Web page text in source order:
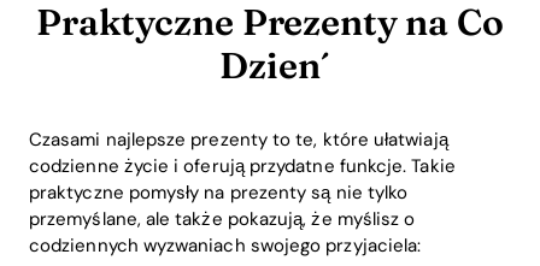
Praktyczne Prezenty na Co
Dzień
Czasami najlepsze prezenty to te, które ułatwiają
codzienne życie i oferują przydatne funkcje. Takie
praktyczne pomysły na prezenty są nie tylko
przemyślane, ale także pokazują, że myślisz o
codziennych wyzwaniach swojego przyjaciela: